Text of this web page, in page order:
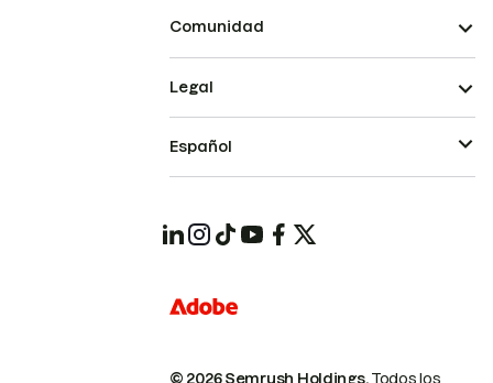
Comunidad
© 2026 Semrush Holdings.Todos los
Legal
Español